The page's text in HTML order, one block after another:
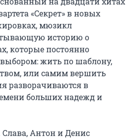
«Секрет» в новых
мюзикл
историю о
которые постоянно
жить по шаблону,
или самим вершить
разворачиваются в
больших надежд и
Слава, Антон и Денис